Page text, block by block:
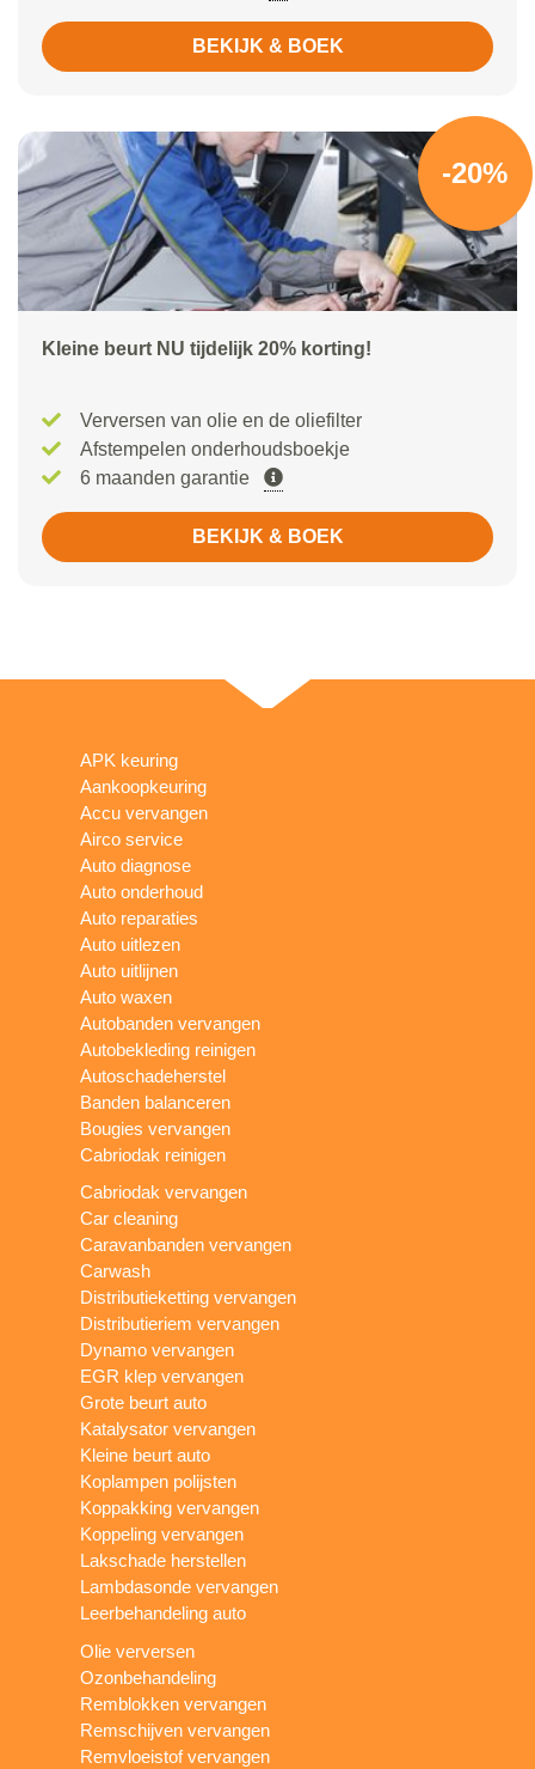
BEKIJK & BOEK
-20%
Kleine beurt NU tijdelijk 20% korting!
Verversen van olie en de oliefilter
Afstempelen onderhoudsboekje
6 maanden garantie
BEKIJK & BOEK
APK keuring
Aankoopkeuring
Accu vervangen
Airco service
Auto diagnose
Auto onderhoud
Auto reparaties
Auto uitlezen
Auto uitlijnen
Auto waxen
Autobanden vervangen
Autobekleding reinigen
Autoschadeherstel
Banden balanceren
Bougies vervangen
Cabriodak reinigen
Cabriodak vervangen
Car cleaning
Caravanbanden vervangen
Carwash
Distributieketting vervangen
Distributieriem vervangen
Dynamo vervangen
EGR klep vervangen
Grote beurt auto
Katalysator vervangen
Kleine beurt auto
Koplampen polijsten
Koppakking vervangen
Koppeling vervangen
Lakschade herstellen
Lambdasonde vervangen
Leerbehandeling auto
Olie verversen
Ozonbehandeling
Remblokken vervangen
Remschijven vervangen
Remvloeistof vervangen